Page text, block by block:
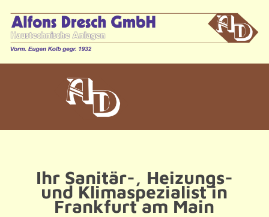
Ihr Sanitär-, Heizungs-
und Klimaspezialist in
Frankfurt am Main